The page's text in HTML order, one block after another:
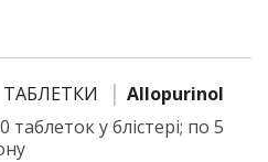
ТАБЛЕТКИ
Allopurinol
у блістері; по 5